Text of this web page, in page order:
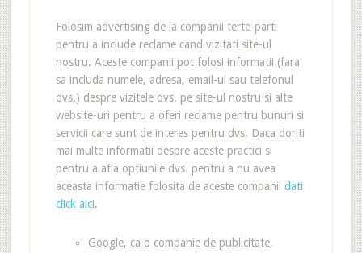
Folosim advertising de la companii terte-parti
pentru a include reclame cand vizitati site-ul
nostru. Aceste companii pot folosi informatii (fara
sa includa numele, adresa, email-ul sau telefonul
dvs.) despre vizitele dvs. pe site-ul nostru si alte
website-uri pentru a oferi reclame pentru bunuri si
servicii care sunt de interes pentru dvs. Daca doriti
mai multe informatii despre aceste practici si
pentru a afla optiunile dvs. pentru a nu avea
aceasta informatie folosita de aceste companii dati
click aici.
Google, ca o companie de publicitate,